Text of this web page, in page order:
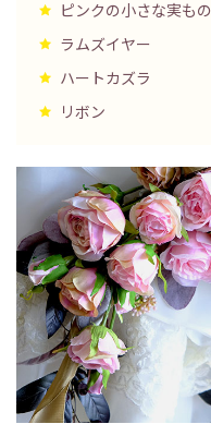
ピンクの小さな実もの
ラムズイヤー
ハートカズラ
リボン